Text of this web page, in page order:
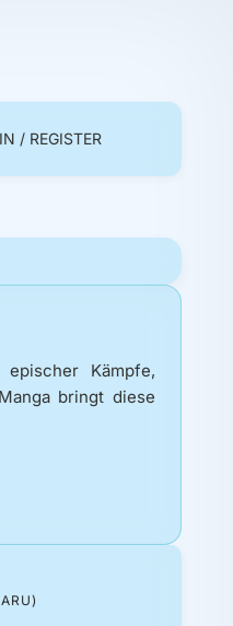
/ REGISTER
Kämpfe,
bringt diese